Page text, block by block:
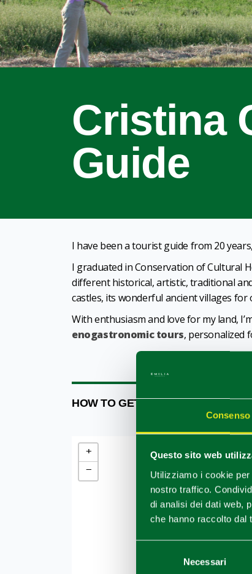
Consenso
Questo sito web
Utilizziamo i cookie
nostro traffico.
di analisi dei dati web,
che hanno raccolto dal
Necessari
Cristina
Guide
I have been a tourist guide from 20
I graduated in Conservation of Cultural
different historical, artistic, traditional
castles, its wonderful ancient villages
With enthusiasm and love for my land,
enogastronomic tours, personalized
HOW TO GET
+
−